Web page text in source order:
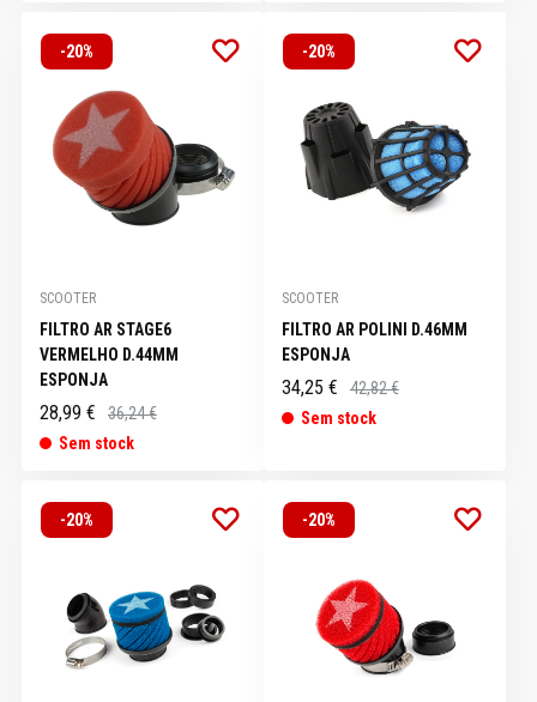
-20%
SCOOTER
FILTRO AR STAGE6
VERMELHO D.44MM
ESPONJA
28,99 €
36,24 €
Sem stock
-20%
SCOOTER
FILTRO AR POLINI D.46MM
ESPONJA
34,25 €
42,82 €
Sem stock
-20% -20%